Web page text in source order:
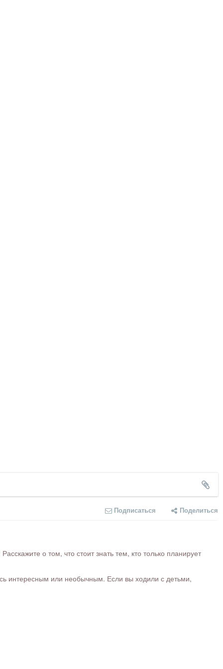
Подписаться Поделиться
о том, что стоит знать тем, кто только планирует
интересным или необычным. Если вы ходили с детьми,